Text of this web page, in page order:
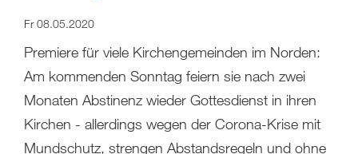
Fr 08.05.2020
Premiere für viele Kirchengemeinden im Norden:
Am kommenden Sonntag feiern sie nach zwei
Monaten Abstinenz wieder Gottesdienst in ihren
Kirchen - allerdings wegen der Corona-Krise mit
Mundschutz, strengen Abstandsregeln und ohne